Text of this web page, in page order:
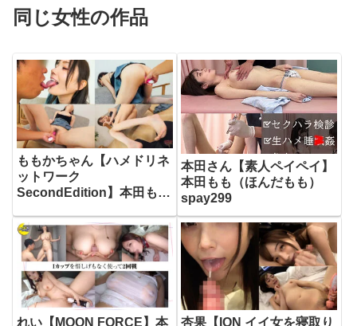
同じ女性の作品
ももかちゃん【ハメドリネ
ットワーク
SecondEdition】本田もも
本田さん【素人ペイペイ】
本田もも（ほんだもも）
spay299
れい【MOON FORCE】本
杏果【ION イイ女を寝取り